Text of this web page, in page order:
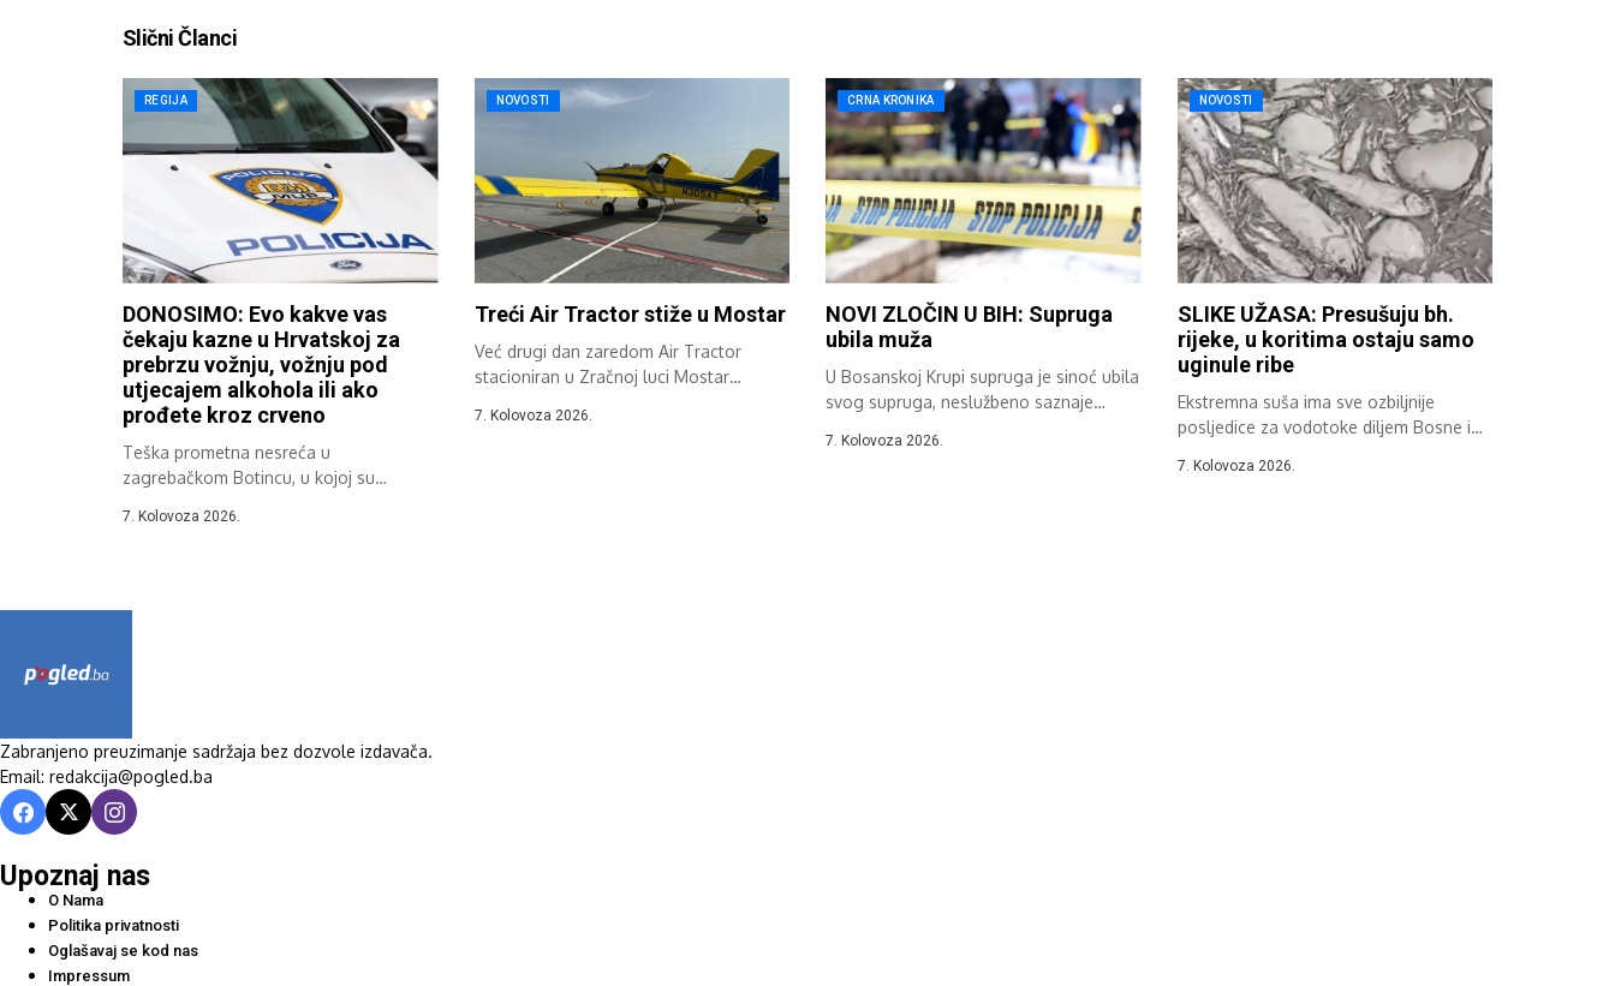
Slični Članci
REGIJA
DONOSIMO: Evo kakve vas
čekaju kazne u Hrvatskoj za
prebrzu vožnju, vožnju pod
utjecajem alkohola ili ako
prođete kroz crveno
Teška prometna nesreća u
zagrebačkom Botincu, u kojoj su
7. Kolovoza 2026.
NOVOSTI
Treći Air Tractor stiže u Mostar
Već drugi dan zaredom Air Tractor
stacioniran u Zračnoj luci Mostar
7. Kolovoza 2026.
CRNA KRONIKA
NOVI ZLOČIN U BIH: Supruga
ubila muža
U Bosanskoj Krupi supruga je sinoć ubila
svog supruga, neslužbeno saznaje
7. Kolovoza 2026.
NOVOSTI
SLIKE UŽASA: Presušuju bh.
rijeke, u koritima ostaju samo
uginule ribe
Ekstremna suša ima sve ozbiljnije
posljedice za vodotoke diljem Bosne i
7. Kolovoza 2026.
Zabranjeno preuzimanje sadržaja bez dozvole izdavača.
Email: redakcija@pogled.ba
Upoznaj nas
O Nama
Politika privatnosti
Oglašavaj se kod nas
Impressum